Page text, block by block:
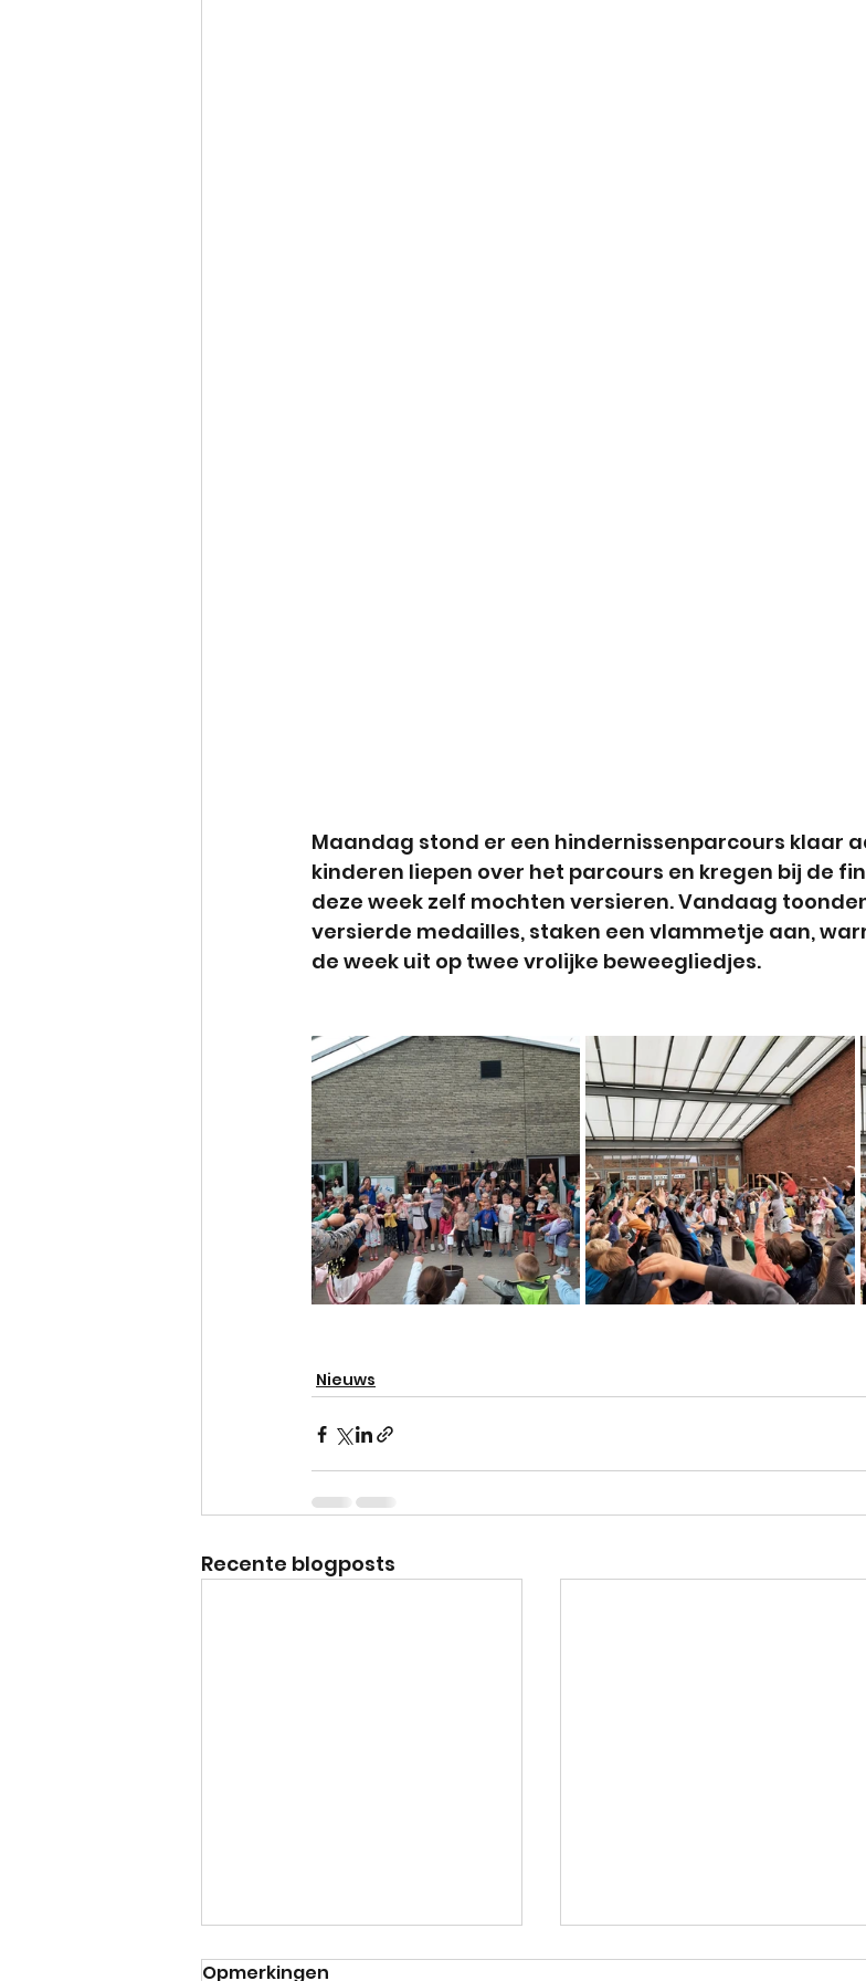
Maandag stond er een hindernissenparcours klaar
kinderen liepen over het parcours en kregen bij de
deze week zelf mochten versieren. Vandaag
versierde medailles, staken een vlammetje aan,
de week uit op twee vrolijke beweegliedjes.
Nieuws
Recente blogposts
Opmerkingen